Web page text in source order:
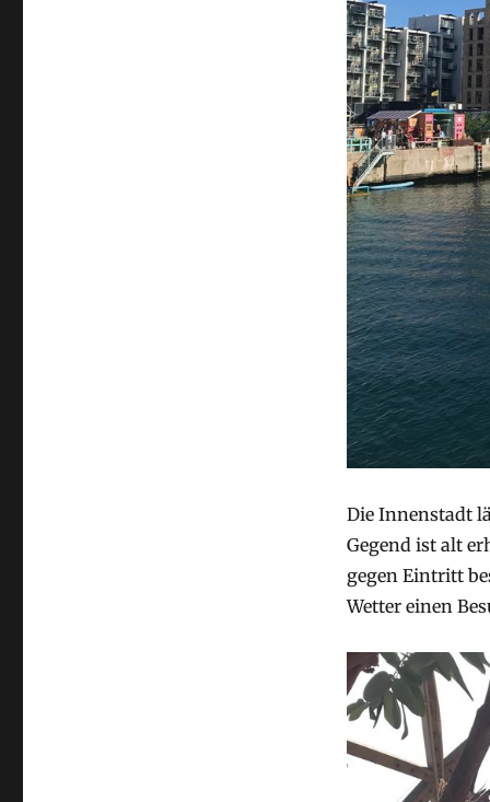
Die Innenstadt
Gegend ist alt
gegen Eintritt
Wetter einen